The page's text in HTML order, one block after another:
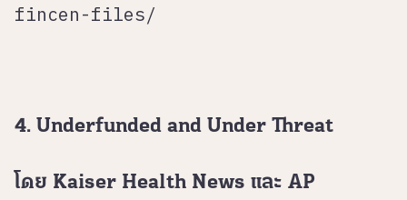
fincen-files/
4. Underfunded and Under Threat
โดย Kaiser Health News และ AP